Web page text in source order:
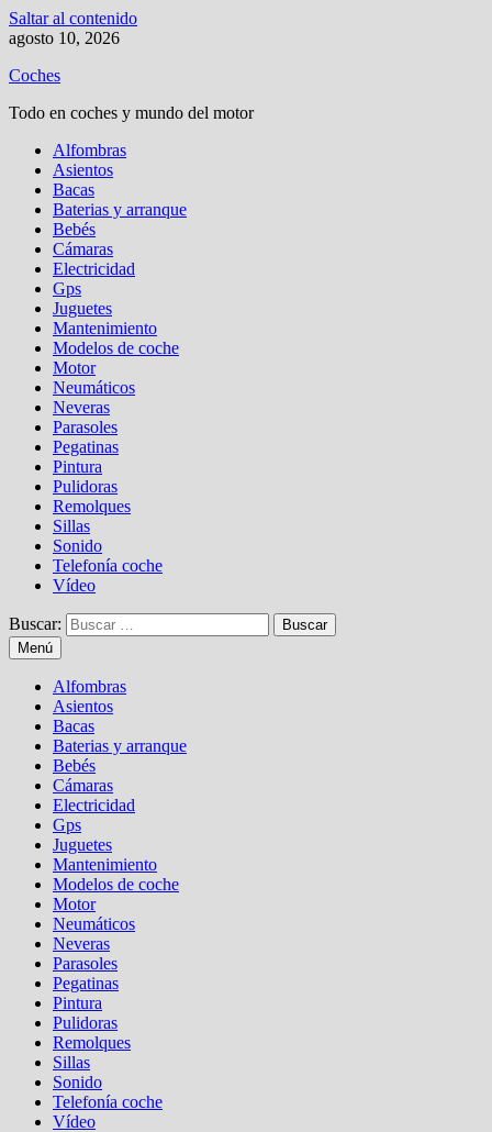
Saltar al contenido
agosto 10, 2026
Coches
Todo en coches y mundo del motor
Alfombras
Asientos
Bacas
Baterias y arranque
Bebés
Cámaras
Electricidad
Gps
Juguetes
Mantenimiento
Modelos de coche
Motor
Neumáticos
Neveras
Parasoles
Pegatinas
Pintura
Pulidoras
Remolques
Sillas
Sonido
Telefonía coche
Vídeo
Buscar:
Menú
Alfombras
Asientos
Bacas
Baterias y arranque
Bebés
Cámaras
Electricidad
Gps
Juguetes
Mantenimiento
Modelos de coche
Motor
Neumáticos
Neveras
Parasoles
Pegatinas
Pintura
Pulidoras
Remolques
Sillas
Sonido
Telefonía coche
Vídeo